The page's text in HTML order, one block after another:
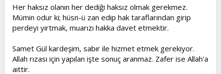
Her haksız olanın her dediği haksız olmak gerekmez.
Mümin odur ki; hüsn-ü zan edip hak taraflarından girip
perdeyi yırtmak, muarızı hakka davet etmektir.
Samet Gül kardeşim, sabır ile hizmet etmek gerekiyor.
Allah rızası için yapılan işte sonuç aranmaz. Zafer ise Allah'a
aittir.